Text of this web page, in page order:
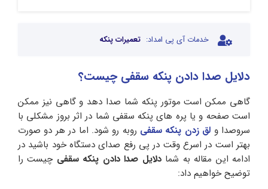
خدمات آی پی امداد: تعمیرات پنکه
دلایل صدا دادن پنکه سقفی چیست؟
گاهی ممکن است موتور پنکه شما صدا دهد و گاهی نیز ممکن
است صفحه و یا پره های پنکه سقفی شما در اثر بروز مشکلی با
سروصدا و لق زدن پنکه سقفی روبه رو شود. اما در هر دو صورت
بهتر است در اسرع وقت در پی رفع صدای دستگاه خود باشید در
ادامه این مقاله به شمادلایل صدا دادن پنکه سقفیچیست را
توضیح خواهیم داد: